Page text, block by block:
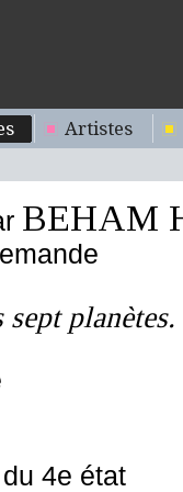
Artistes
BEHAM
sept
4e état